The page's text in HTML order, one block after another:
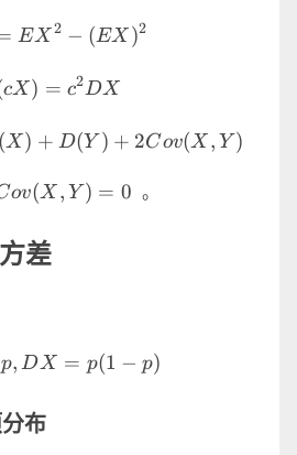
DX=EX^2-(EX)^2
EX 2 − (EX )2
D(cX)=c^2DX
cX ) = c2DX
(X ) + D(Y ) + 2Cov(X , Y )
ov(X , Y ) = 0 。
差
EX=p,DX=p(1-p)
p, DX = p(1 − p)
布